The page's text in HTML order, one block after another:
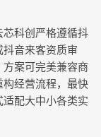
科创严格遵循抖
音来客资质审
案可完美兼容商
经营流程，最快
配大中小各类实